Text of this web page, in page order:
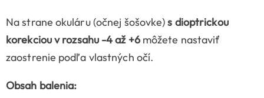
Na strane okuláru (očnej šošovke)s dioptrickou
korekciouv rozsahu -4 až +6môžete nastaviť
zaostrenie podľa vlastných očí.
Obsah balenia: